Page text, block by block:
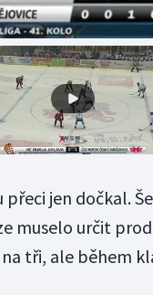
přeci jen dočkal.
muselo určit
tři, ale během